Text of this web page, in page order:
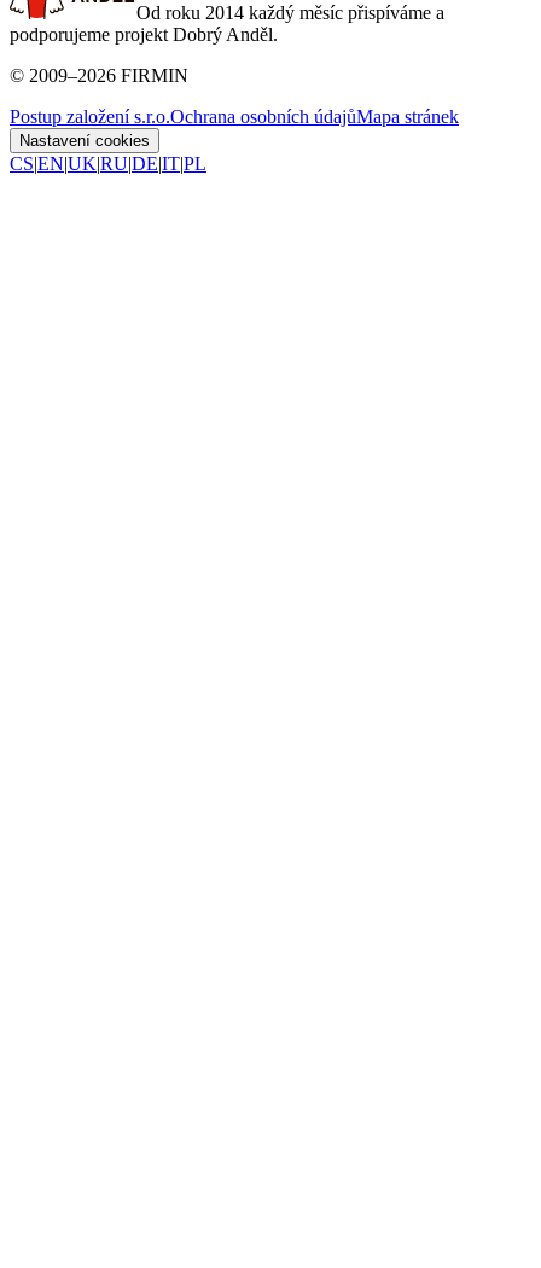
Od roku 2014 každý měsíc přispíváme a
podporujeme projekt Dobrý Anděl.
© 2009–2026 FIRMIN
Postup založení s.r.o.Ochrana osobních údajůMapa stránek
Nastavení cookies
CS|EN|UK|RU|DE|IT|PL